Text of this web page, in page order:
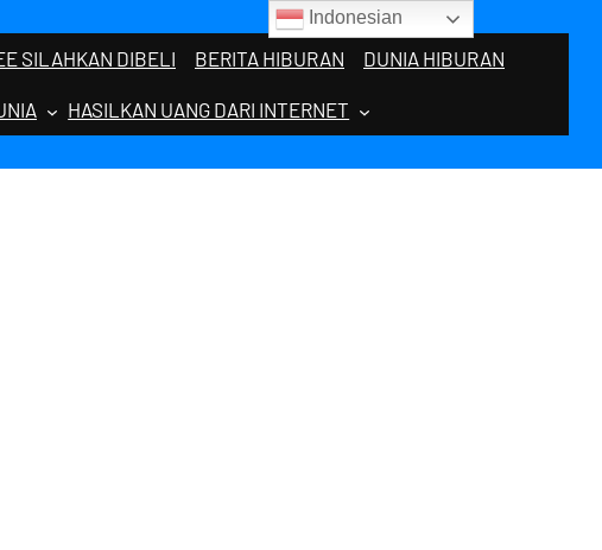
SILAHKAN DIBELI BERITA HIBURAN DUNIA HIBURAN
HASILKAN UANG DARI INTERNET
Indonesian